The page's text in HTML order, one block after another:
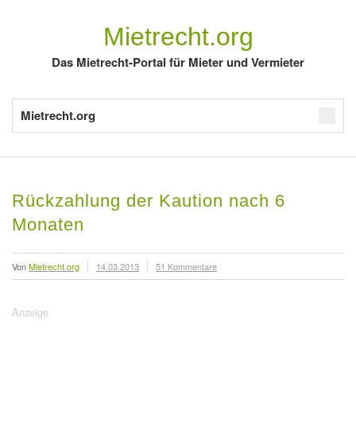
Mietrecht.org
Das Mietrecht-Portal für Mieter und Vermieter
Mietrecht.org
Rückzahlung der Kaution nach 6
Monaten
VonMietrecht.org 14.03.2013 51 Kommentare